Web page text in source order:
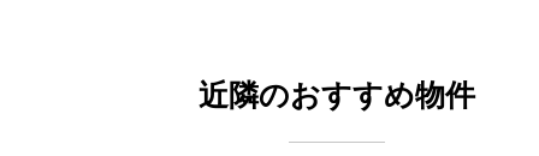
近隣のおすすめ物件